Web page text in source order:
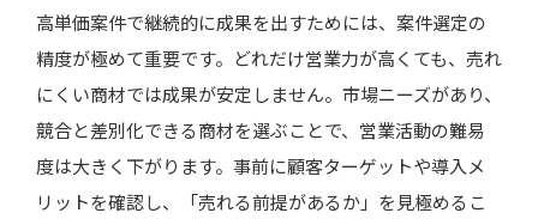
高単価案件で継続的に成果を出すためには、案件選定の
精度が極めて重要です。どれだけ営業力が高くても、売れ
にくい商材では成果が安定しません。市場ニーズがあり、
競合と差別化できる商材を選ぶことで、営業活動の難易
度は大きく下がります。事前に顧客ターゲットや導入メ
リットを確認し、「売れる前提があるか」を見極めるこ